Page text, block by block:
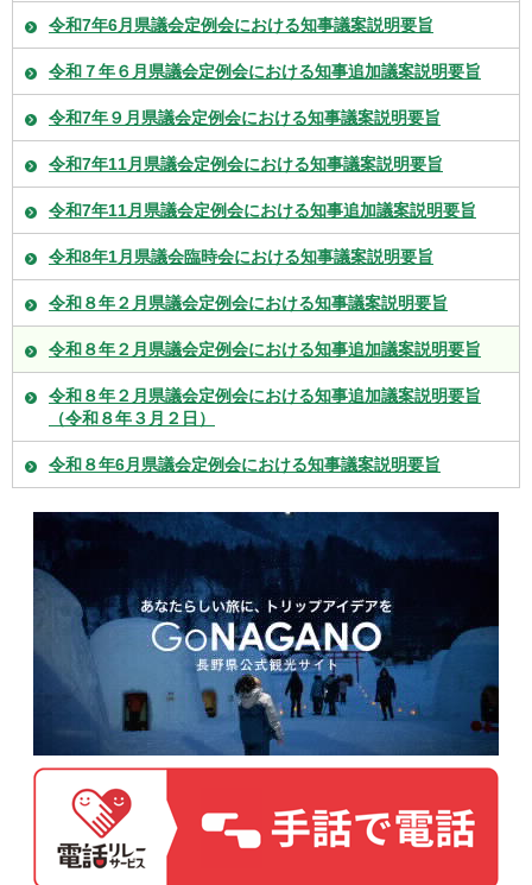
令和7年6月県議会定例会における知事議案説明要旨
令和７年６月県議会定例会における知事追加議案説明要旨
令和7年９月県議会定例会における知事議案説明要旨
令和7年11月県議会定例会における知事議案説明要旨
令和7年11月県議会定例会における知事追加議案説明要旨
令和8年1月県議会臨時会における知事議案説明要旨
令和８年２月県議会定例会における知事議案説明要旨
令和８年２月県議会定例会における知事追加議案説明要旨
令和８年２月県議会定例会における知事追加議案説明要旨
（令和８年３月２日）
令和８年6月県議会定例会における知事議案説明要旨